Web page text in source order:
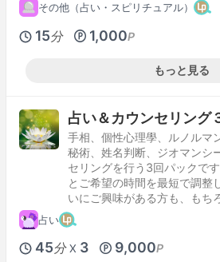
その他（占い・スピリチュアル）
15分 1,000P
もっと見る
占い＆カウンセリング
手相、個性心理學、ルノルマ
秘術、姓名判断、ジオマンシ
セリングを行う3回パックで
とご希望の時間を最短で調整
いにご興味がある方も、もち
占い
45分 X 3 9,000P